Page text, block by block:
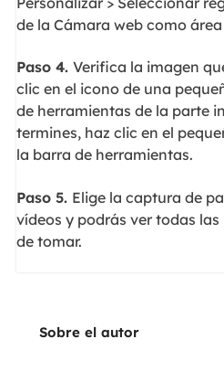
de la Cámara web como
Paso 4. Verifica la imagen
clic en el icono de una
de herramientas de la parte
termines, haz clic en el
la barra de herramientas.
Paso 5. Elige la captura de
vídeos y podrás ver todas
de tomar.
Sobre el autor